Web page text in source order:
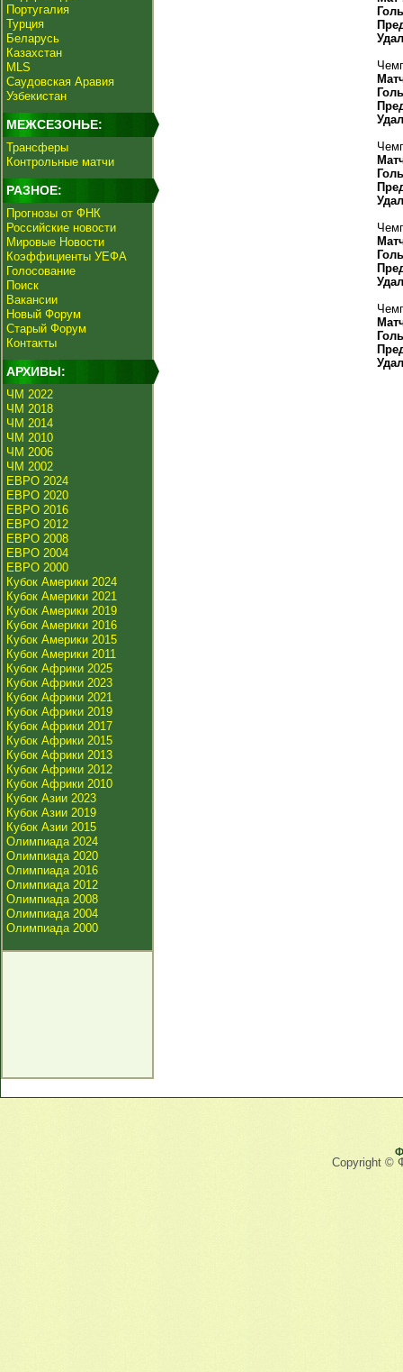
Португалия
Турция
Беларусь
Казахстан
MLS
Саудовская Аравия
Узбекистан
МЕЖСЕЗОНЬЕ:
Трансферы
Контрольные матчи
РАЗНОЕ:
Прогнозы от ФНК
Российские новости
Мировые Новости
Коэффициенты УЕФА
Голосование
Поиск
Вакансии
Новый Форум
Старый Форум
Контакты
АРХИВЫ:
ЧМ 2022
ЧМ 2018
ЧМ 2014
ЧМ 2010
ЧМ 2006
ЧМ 2002
ЕВРО 2024
ЕВРО 2020
ЕВРО 2016
ЕВРО 2012
ЕВРО 2008
ЕВРО 2004
ЕВРО 2000
Кубок Америки 2024
Кубок Америки 2021
Кубок Америки 2019
Кубок Америки 2016
Кубок Америки 2015
Кубок Америки 2011
Кубок Африки 2025
Кубок Африки 2023
Кубок Африки 2021
Кубок Африки 2019
Кубок Африки 2017
Кубок Африки 2015
Кубок Африки 2013
Кубок Африки 2012
Кубок Африки 2010
Кубок Азии 2023
Кубок Азии 2019
Кубок Азии 2015
Олимпиада 2024
Олимпиада 2020
Олимпиада 2016
Олимпиада 2012
Олимпиада 2008
Олимпиада 2004
Олимпиада 2000
Copyright ©